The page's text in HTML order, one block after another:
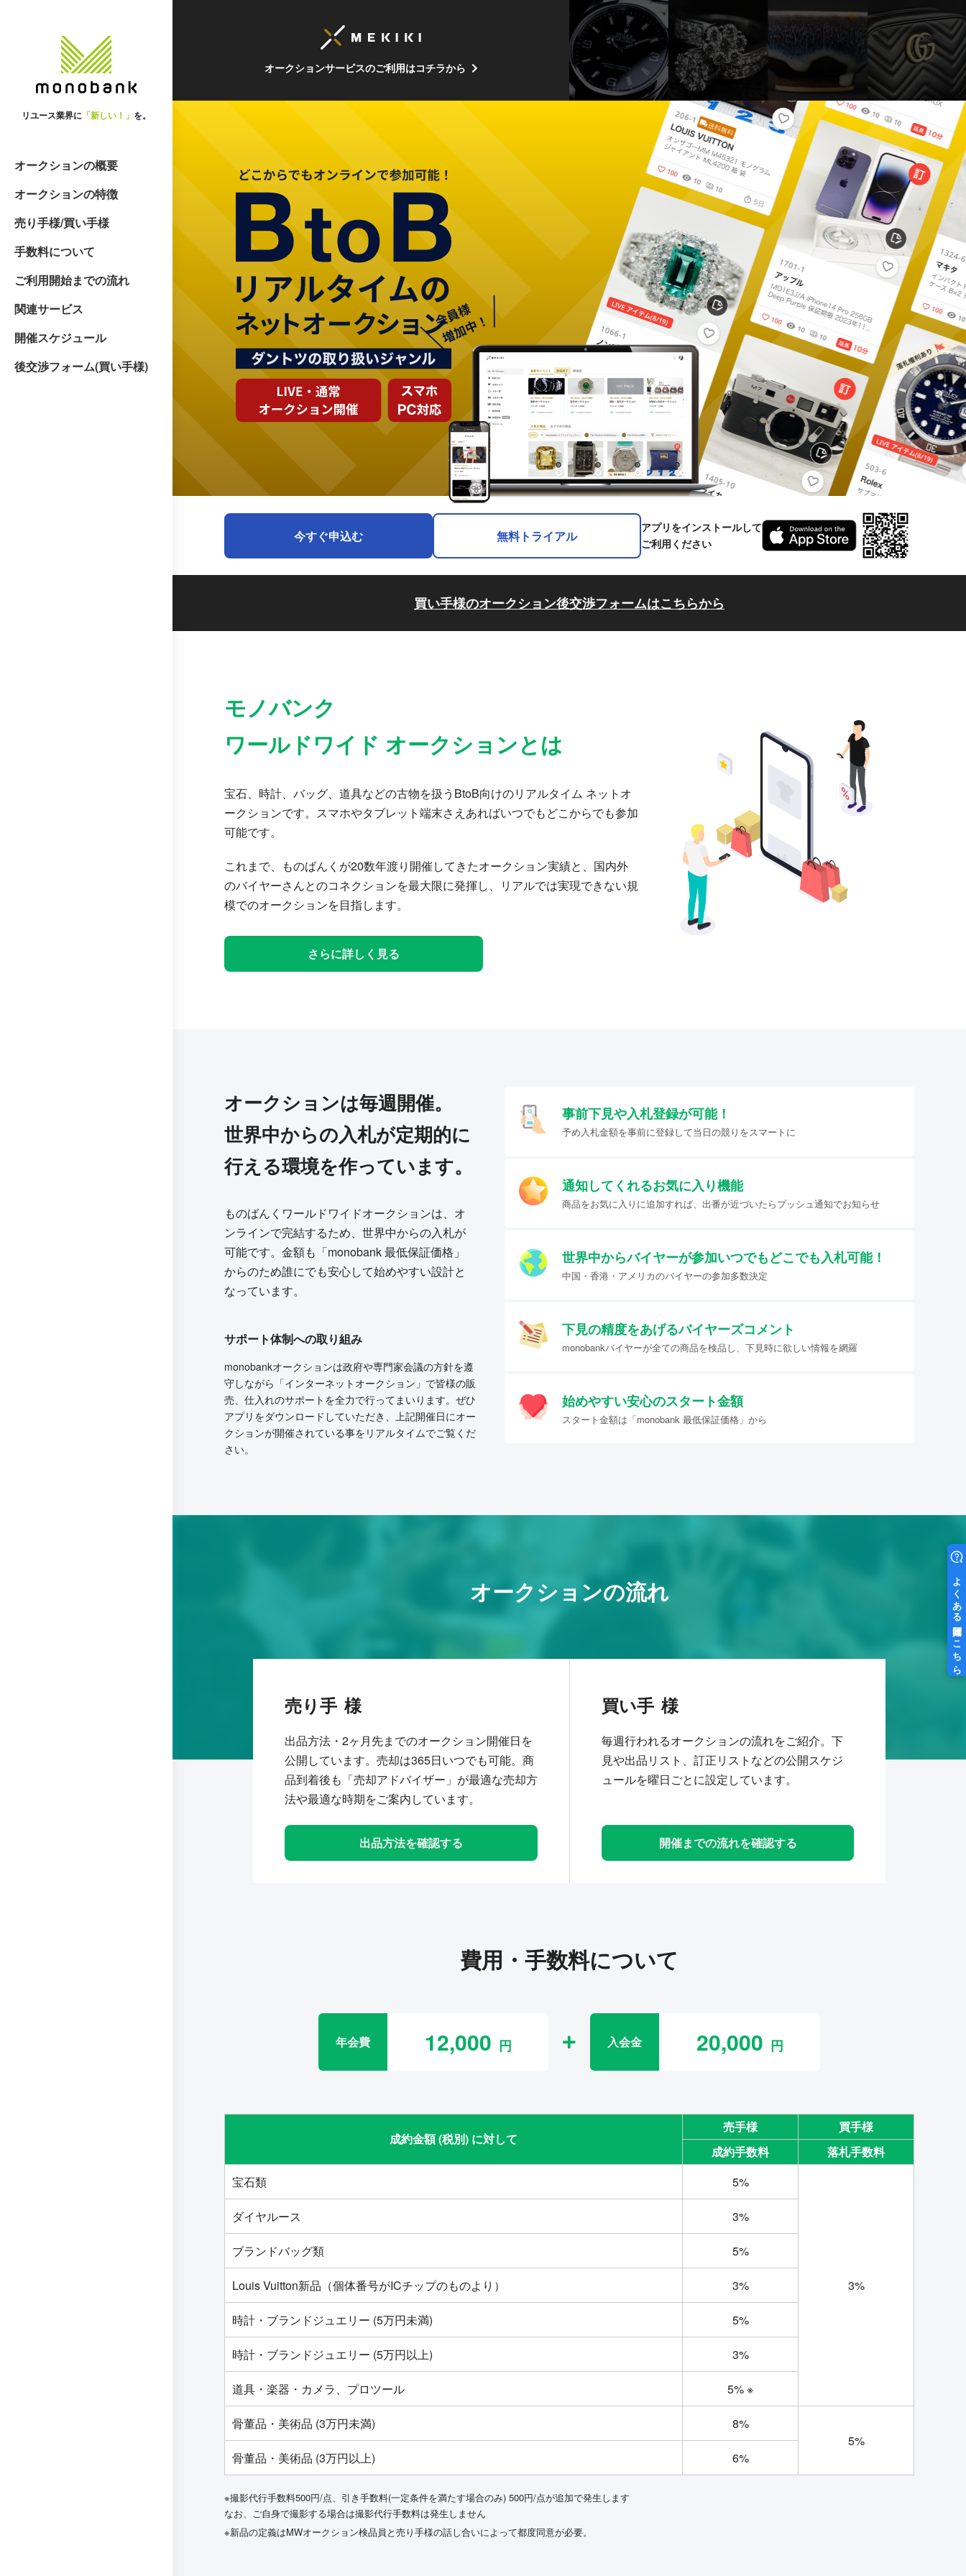
リユース業界に 「新しい！」 を。
オークションの概要
オークションの特徴
売り手様/買い手様
手数料について
ご利用開始までの流れ
関連サービス
開催スケジュール
後交渉フォーム(買い手様)
オークションサービスのご利用はコチラから
今すぐ申込む 無料トライアル
アプリをインストールして
ご利用ください
買い手様のオークション後交渉フォームはこちらから
モノバンク
ワールドワイド オークションとは
宝石、時計、バッグ、道具などの古物を扱うBtoB向けのリアルタイム ネットオ
ークションです。スマホやタブレット端末さえあればいつでもどこからでも参加
可能です。
これまで、ものばんくが20数年渡り開催してきたオークション実績と、国内外
のバイヤーさんとのコネクションを最大限に発揮し、リアルでは実現できない規
模でのオークションを目指します。
さらに詳しく見る
オークションは毎週開催。
世界中からの入札が定期的に
行える環境を作っています。
ものばんくワールドワイドオークションは、オ
ンラインで完結するため、世界中からの入札が
可能です。金額も「monobank 最低保証価格」
からのため誰にでも安心して始めやすい設計と
なっています。
事前下見や入札登録が可能！
予め入札金額を事前に登録して当日の競りをスマートに
通知してくれるお気に入り機能
商品をお気に入りに追加すれば、出番が近づいたらプッシュ通知でお知らせ
世界中からバイヤーが参加いつでもどこでも入札可能！
中国・香港・アメリカのバイヤーの参加多数決定
下見の精度をあげるバイヤーズコメント
monobankバイヤーが全ての商品を検品し、下見時に欲しい情報を網羅
始めやすい安心のスタート金額
スタート金額は「monobank 最低保証価格」から
サポート体制への取り組み
monobankオークションは政府や専門家会議の方針を遵
守しながら「インターネットオークション」で皆様の販
売、仕入れのサポートを全力で行ってまいります。ぜひ
アプリをダウンロードしていただき、上記開催日にオー
クションが開催されている事をリアルタイムでご覧くだ
さい。
オークションの流れ
売り手
出品方法・2ヶ月先までのオークション開催日を
公開しています。売却は365日いつでも可能。商
品到着後も「売却アドバイザー」が最適な売却方
法や最適な時期をご案内しています。
出品方法を確認する
買い手
毎週行われるオークションの流れをご紹介。下
見や出品リスト、訂正リストなどの公開スケジ
ュールを曜日ごとに設定しています。
開催までの流れを確認する
費用・手数料について
年会費 12,000 入会金 20,000
成約金額 (税別) に対して
売手様
買手様
成約手数料
落札手数料
宝石類
5%
3%
ダイヤルース 3%
ブランドバッグ類 5%
Louis Vuitton新品（個体番号がICチップのものより） 3%
時計・ブランドジュエリー (5万円未満) 5%
時計・ブランドジュエリー (5万円以上) 3%
道具・楽器・カメラ、プロツール 5% ※
骨董品・美術品 (3万円未満)
8%
5%
骨董品・美術品 (3万円以上)
6%
※撮影代行手数料500円/点、引き手数料(一定条件を満たす場合のみ) 500円/点が追加で発生します
なお、ご自身で撮影する場合は撮影代行手数料は発生しません
※新品の定義はMWオークション検品員と売り手様の話し合いによって都度同意が必要。